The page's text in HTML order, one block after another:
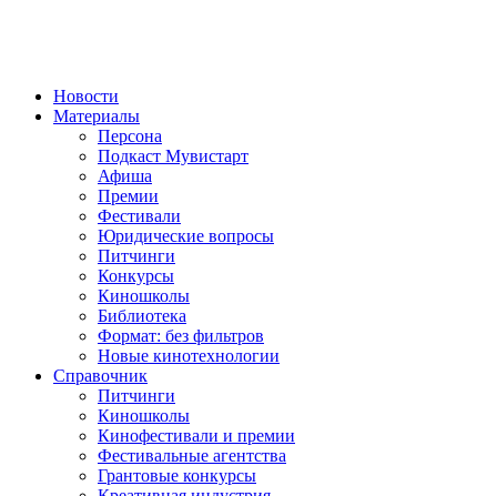
Новости
Материалы
Персона
Подкаст Мувистарт
Афиша
Премии
Фестивали
Юридические вопросы
Питчинги
Конкурсы
Киношколы
Библиотека
Формат: без фильтров
Новые кинотехнологии
Справочник
Питчинги
Киношколы
Кинофестивали и премии
Фестивальные агентства
Грантовые конкурсы